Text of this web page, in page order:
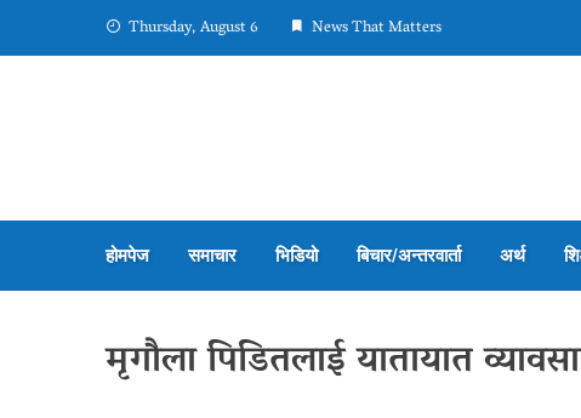
Thursday, August 6 News That Matters
होमपेज समाचार भिडियो बिचार/अन्तरवार्ता अर्थ
मृगौला पिडितलाई यातायात